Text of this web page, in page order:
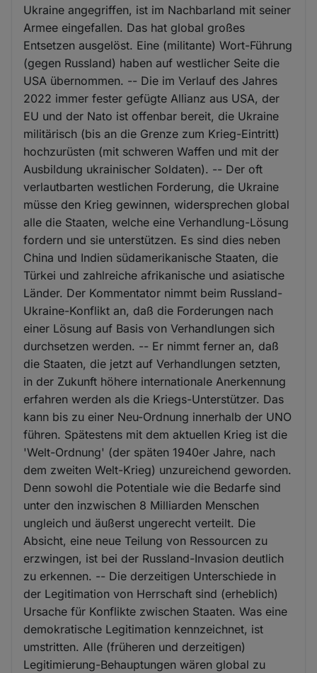
Ukraine angegriffen, ist im Nachbarland mit seiner
Armee eingefallen. Das hat global großes
Entsetzen ausgelöst. Eine (militante) Wort-Führung
(gegen Russland) haben auf westlicher Seite die
USA übernommen. -- Die im Verlauf des Jahres
2022 immer fester gefügte Allianz aus USA, der
EU und der Nato ist offenbar bereit, die Ukraine
militärisch (bis an die Grenze zum Krieg-Eintritt)
hochzurüsten (mit schweren Waffen und mit der
Ausbildung ukrainischer Soldaten). -- Der oft
verlautbarten westlichen Forderung, die Ukraine
müsse den Krieg gewinnen, widersprechen global
alle die Staaten, welche eine Verhandlung-Lösung
fordern und sie unterstützen. Es sind dies neben
China und Indien südamerikanische Staaten, die
Türkei und zahlreiche afrikanische und asiatische
Länder. Der Kommentator nimmt beim Russland-
Ukraine-Konflikt an, daß die Forderungen nach
einer Lösung auf Basis von Verhandlungen sich
durchsetzen werden. -- Er nimmt ferner an, daß
die Staaten, die jetzt auf Verhandlungen setzten,
in der Zukunft höhere internationale Anerkennung
erfahren werden als die Kriegs-Unterstützer. Das
kann bis zu einer Neu-Ordnung innerhalb der UNO
führen. Spätestens mit dem aktuellen Krieg ist die
'Welt-Ordnung' (der späten 1940er Jahre, nach
dem zweiten Welt-Krieg) unzureichend geworden.
Denn sowohl die Potentiale wie die Bedarfe sind
unter den inzwischen 8 Milliarden Menschen
ungleich und äußerst ungerecht verteilt. Die
Absicht, eine neue Teilung von Ressourcen zu
erzwingen, ist bei der Russland-Invasion deutlich
zu erkennen. -- Die derzeitigen Unterschiede in
der Legitimation von Herrschaft sind (erheblich)
Ursache für Konflikte zwischen Staaten. Was eine
demokratische Legitimation kennzeichnet, ist
umstritten. Alle (früheren und derzeitigen)
Legitimierung-Behauptungen wären global zu